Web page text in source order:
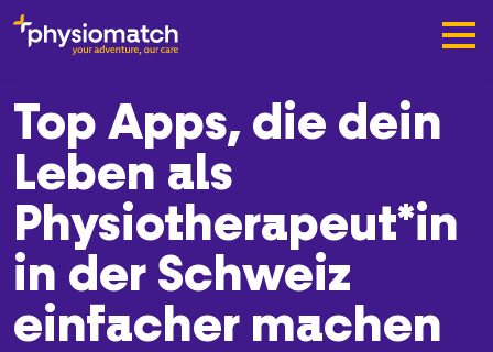
Top Apps, die dein
Leben als
Physiotherapeut*in
in der Schweiz
einfacher machen